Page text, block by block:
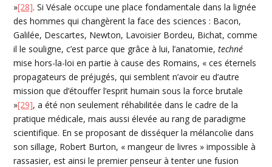
»[28]. Si Vésale occupe une place fondamentale dans la lignée
des hommes qui changèrent la face des sciences : Bacon,
Galilée, Descartes, Newton, Lavoisier Bordeu, Bichat, comme
il le souligne, c’est parce que grâce à lui, l’anatomie,techné
mise hors-la-loi en partie à cause des Romains, « ces éternels
propagateurs de préjugés, qui semblent n’avoir eu d’autre
mission que d’étouffer l’esprit humain sous la force brutale
»[29], a été non seulement réhabilitée dans le cadre de la
pratique médicale, mais aussi élevée au rang de paradigme
scientifique. En se proposant de disséquer la mélancolie dans
son sillage, Robert Burton, « mangeur de livres » impossible à
rassasier, est ainsi le premier penseur à tenter une fusion